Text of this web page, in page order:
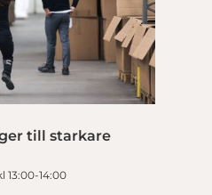
till starkare
13:00-14:00